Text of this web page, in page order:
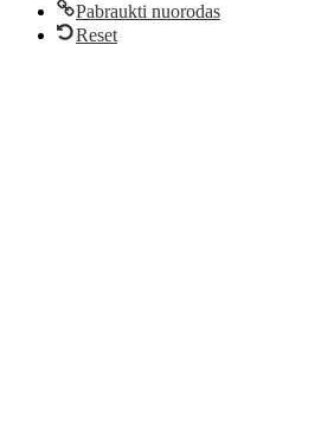
Pabraukti nuorodas
Reset